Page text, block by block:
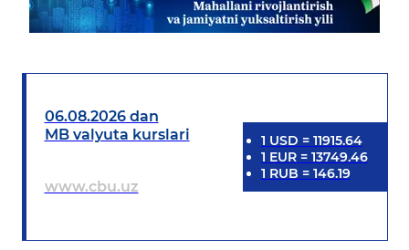
06.08.2026 dan
MB valyuta kurslari
www.cbu.uz
1 USD = 11915.64
1 EUR= 13749.46
1 RUB = 146.19